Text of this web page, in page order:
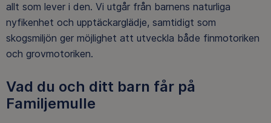
allt som lever i den. Vi utgår från barnens naturliga
nyfikenhet och upptäckarglädje, samtidigt som
skogsmiljön ger möjlighet att utveckla både finmotoriken
och grovmotoriken.
Vad du och ditt barn får på
Familjemulle